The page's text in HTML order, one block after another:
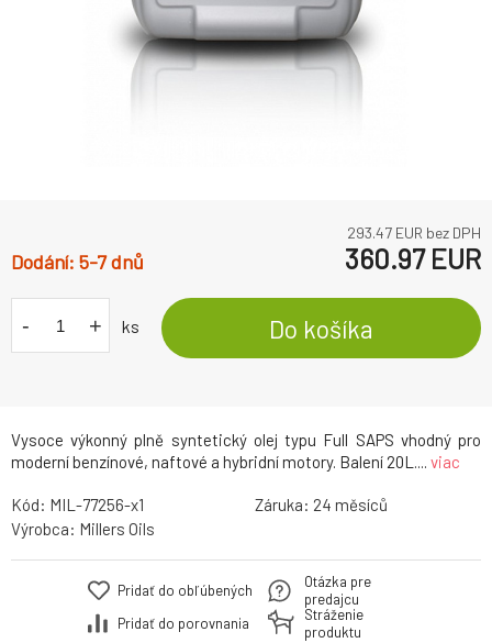
Vysoce výkonný plně syntetický olej typu Full SAPS vhodný pro
moderní benzínové, naftové a hybridní motory. Balení 20L.... viac
293.47 EUR bez DPH
5-7 dnů 360.97EUR
- + ks Do košíka
Kód: MIL-77256-x1 Záruka: 24
Výrobca: Millers Oils
Pridať do obľúbených
Pridať do porovnania
Otázka pre
predajcu
Stráženie
produktu